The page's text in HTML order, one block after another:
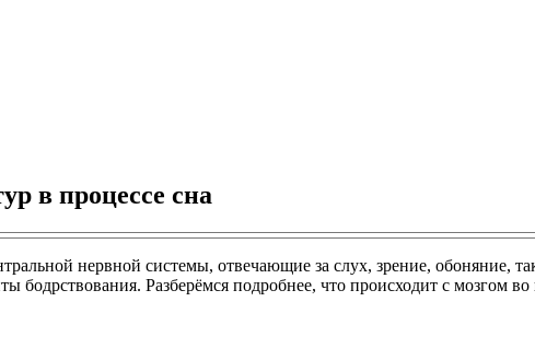
в процессе сна
нервной системы, отвечающие за слух, зрение, обоняние,
бодрствования. Разберёмся подробнее, что происходит с мозгом во